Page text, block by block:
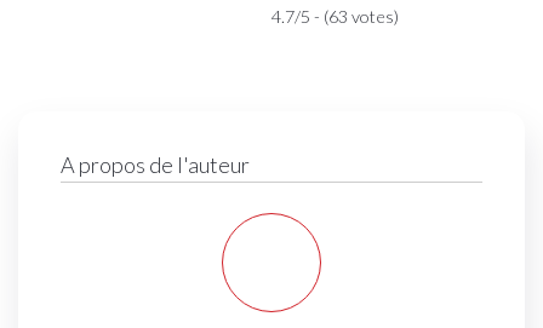
définition des conversions fondée sur les
4.7/5 - (63 votes)
A propos de l'auteur